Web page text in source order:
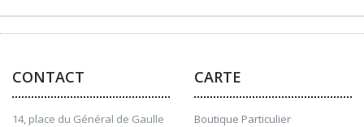
CONTACT
14, place du Général de Gaulle
CARTE
Boutique Particulier